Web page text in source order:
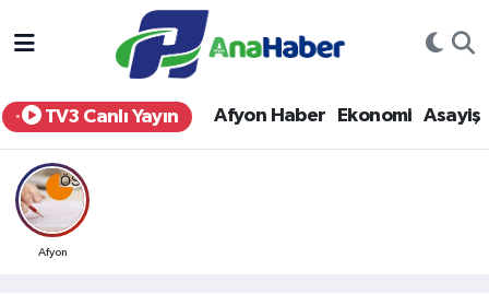
TV3 Canlı Yayın Afyon Haber Ekonomi Asayiş
Afyon
Yurt Haber
Afyon Haber
Ekonomi
Siyaset
Afyonkarahisar Nöbetçi Eczaneler
Afyonkarahisar Hava Durumu
Afyonkarahisar Namaz Vakitleri
Afyonkarahisar Trafik Yoğunluk Haritası